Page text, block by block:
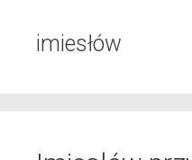
imiesłów